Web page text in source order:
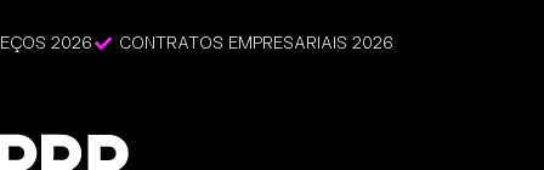
2026 CONTRATOS EMPRESARIAIS 2026